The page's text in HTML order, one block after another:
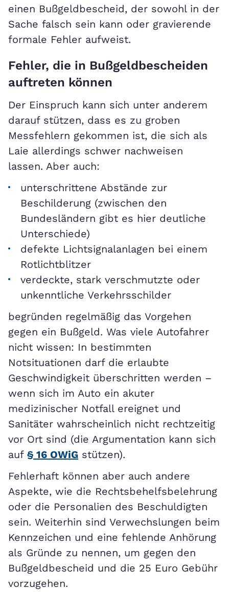
einen Bußgeldbescheid, der sowohl in der
Sache falsch sein kann oder gravierende
formale Fehler aufweist.
Fehler, die in Bußgeldbescheiden
auftreten können
Der Einspruch kann sich unter anderem
darauf stützen, dass es zu groben
Messfehlern gekommen ist, die sich als
Laie allerdings schwer nachweisen
lassen. Aber auch:
unterschrittene Abstände zur
Beschilderung (zwischen den
Bundesländern gibt es hier deutliche
Unterschiede)
defekte Lichtsignalanlagen bei einem
Rotlichtblitzer
verdeckte, stark verschmutzte oder
unkenntliche Verkehrsschilder
begründen regelmäßig das Vorgehen
gegen ein Bußgeld. Was viele Autofahrer
nicht wissen: In bestimmten
Notsituationen darf die erlaubte
Geschwindigkeit überschritten werden –
wenn sich im Auto ein akuter
medizinischer Notfall ereignet und
Sanitäter wahrscheinlich nicht rechtzeitig
vor Ort sind (die Argumentation kann sich
auf § 16 OWiG stützen).
Fehlerhaft können aber auch andere
Aspekte, wie die Rechtsbehelfsbelehrung
oder die Personalien des Beschuldigten
sein. Weiterhin sind Verwechslungen beim
Kennzeichen und eine fehlende Anhörung
als Gründe zu nennen, um gegen den
Bußgeldbescheid und die 25 Euro Gebühr
vorzugehen.